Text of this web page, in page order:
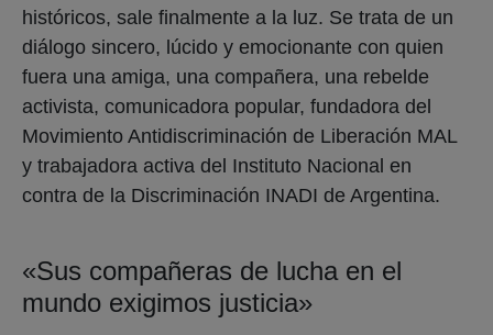
históricos, sale finalmente a la luz. Se trata de un
diálogo sincero, lúcido y emocionante con quien
fuera una amiga, una compañera, una rebelde
activista, comunicadora popular, fundadora del
Movimiento Antidiscriminación de Liberación MAL
y trabajadora activa del Instituto Nacional en
contra de la Discriminación INADI de Argentina.
«Sus compañeras de lucha en el
mundo exigimos justicia»